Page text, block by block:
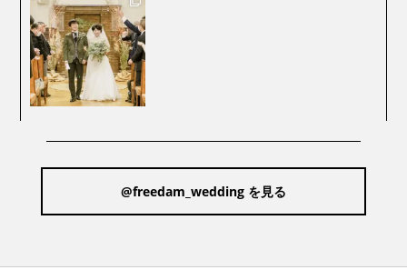
@freedam_wedding を見る